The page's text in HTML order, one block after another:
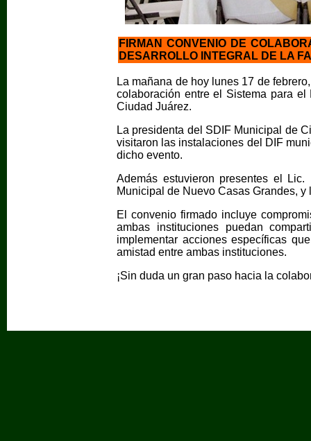
FIRMAN CONVENIO DE
DESARROLLO INTEGRAL DE LA
La mañana de hoy lunes 17 de
colaboración entre el Sistema para
Ciudad Juárez.
La presidenta del SDIF Municipal de
visitaron las instalaciones del DIF
dicho evento.
Además estuvieron presentes el
Municipal de Nuevo Casas Grandes,
El convenio firmado incluye
ambas instituciones puedan
implementar acciones específicas
amistad entre ambas instituciones.
¡Sin duda un gran paso hacia la